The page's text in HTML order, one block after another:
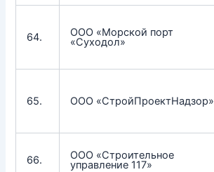
64. ООО «Морской порт
«Суходол»
65. ООО «СтройПроектНадзор»
66. ООО «Строительное
управление 117»